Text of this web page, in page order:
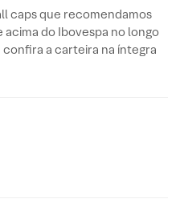
caps que recomendamos
do Ibovespa no longo
confira a carteira na íntegra